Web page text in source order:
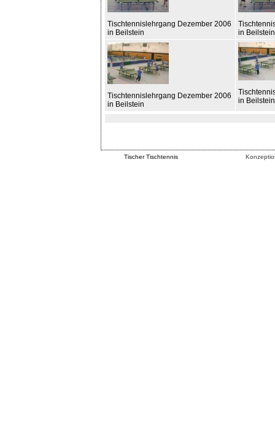
Tischtennislehrgang Dezember 2006
in Beilstein
in Beilstein
Tischtennislehrgang Dezember 2006
in Beilstein
in Beilstein
Tischer Tischtennis